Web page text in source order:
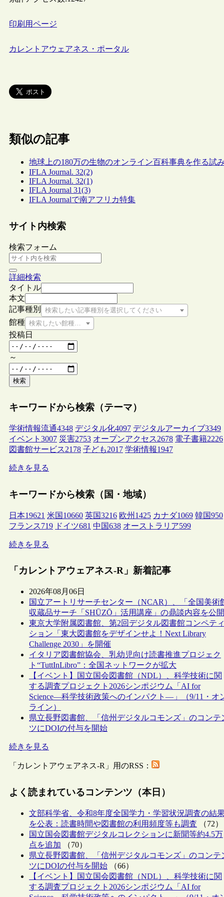
印刷用ページ
カレントアウェアネス・ポータル
類似の記事
地球上の180万の生物のオンライン百科事典を作る試み
IFLA Journal. 32(2)
IFLA Journal. 32(1)
IFLA Journal 31(3)
IFLA Journalで南アフリカ特集
サイト内検索
検索フォーム
詳細検索
タイトル
本文
記事種別
検索したい記事種別を選択してください
館種 検索したい館種を選択してください
投稿日
～
検索
キーワードから検索（テーマ）
学術情報流通4348 デジタル化4097 デジタルアーカイブ3349
イベント 3007 災害2753 オープンアクセス2678 電子書籍2226
図書館サービス2178 子ども2017 学術情報1947
続きを見る
キーワードから検索（国・地域）
日本19621 米国 10660 英国3216 欧州 1425 カナダ1069 韓国950
フランス719 ドイツ681 中国638 オーストラリア599
続きを見る
「カレントアウェアネス-R」新着記事
2026年08月06日
国立アートリサーチセンター（NCAR）、「全国美術
収蔵品サーチ「SHŪZŌ」活用講座」の鼎談内容を公開
東京大学附属図書館、第2回デジタル図書館コンペティ
ション「東大図書館をデザインせよ！Next Library
Challenge 2030」を開催
イタリア図書館協会、乳幼児向け読書推進プロジェク
ト“TuttInLibro”：全国ネットワークが拡大
【イベント】国立国会図書館（NDL）、科学技術に関
する調査プロジェクト2026シンポジウム「AI for
Science―科学技術政策へのインパクト―」（9/11・オ
ライン）
県立長野図書館、「信州デジタルコモンズ」のコンテ
ツにDOIの付与を開始
続きを見る
「カレントアウェアネス-R」用のRSS：
よく読まれているコンテンツ（本日）
文部科学省、令和8年度全国学力・学習状況調査の結
を公表：読書時間や図書館の利用頻度等も調査 （72）
国立国会図書館デジタルコレクションに新聞等約4.5万
点を追加 （70）
県立長野図書館、「信州デジタルコモンズ」のコンテ
ツにDOIの付与を開始 （66）
【イベント】国立国会図書館（NDL）、科学技術に関
する調査プロジェクト2026シンポジウム「AI for